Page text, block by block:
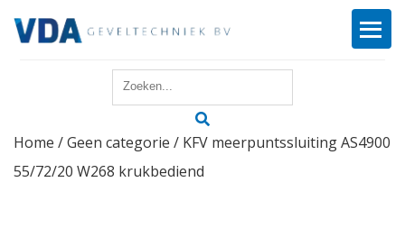
Reparatie
Home /Geen categorie / KFV meerpuntssluiting AS4900
55/72/20 W268 krukbediend